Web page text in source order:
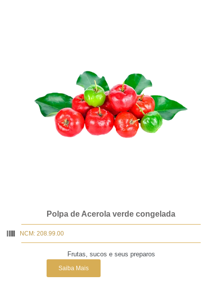
Polpa de Acerola verde congelada
NCM: 208.99.00
Frutas, sucos e seus preparos
Saiba Mais